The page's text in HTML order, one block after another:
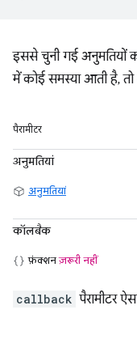
इससे चुनी गई अनुमतियों
में कोई समस्या आती है, तो
पैरामीटर
अनुमतियां
अनुमतियां
कॉलबैक
फ़ंक्शनज़रूरी नहीं
callback पैरामीटर